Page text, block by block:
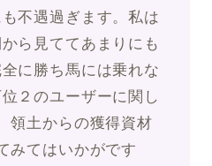
不遇過ぎます。私は
ら見ててあまりにも
に勝ち馬には乗れな
２のユーザーに関し
領土からの獲得資材
みてはいかがです